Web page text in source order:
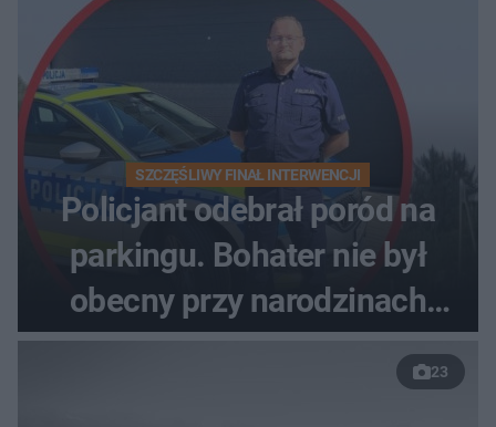
SZCZĘŚLIWY FINAŁ INTERWENCJI
Policjant odebrał poród na
parkingu. Bohater nie był
obecny przy narodzinach
własnych dzieci
23